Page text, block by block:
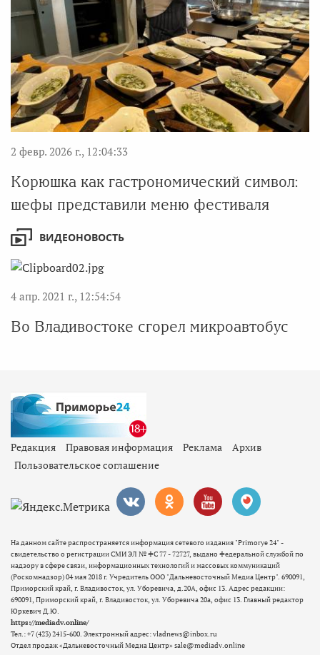
2 февр. 2026 г., 12:04:33
Корюшка как гастрономический символ:
шефы представили меню фестиваля
ВИДЕОНОВОСТЬ
4 апр. 2021 г., 12:54:54
Во Владивостоке сгорел микроавтобус
Редакция Правовая информация Реклама
Архив
Пользовательское соглашение
На данном сайте распространяется информация сетевого издания "Primorye 24" -
свидетельство о регистрации СМИ ЭЛ № ФС 77 - 72727, выдано Федеральной службой по
надзору в сфере связи, информационных технологий и массовых коммуникаций
(Роскомнадзор) 04 мая 2018 г. Учредитель ООО "Дальневосточный Медиа Центр". 690091,
Приморский край, г. Владивосток, ул. Уборевича, д.20А, офис 13. Адрес редакции:
690091, Приморский край, г. Владивосток, ул. Уборевича 20а, офис 13. Главный редактор
Юркевич Д.Ю.
https://mediadv.online/
Тел.: +7 (423) 2415-600. Электронный адрес: vladnews@inbox.ru
Отдел продаж «Дальневосточный Медиа Центр» sale@mediadv.online